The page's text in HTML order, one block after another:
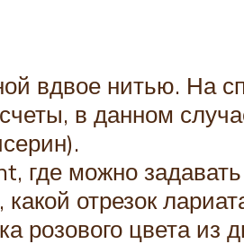
вдвое нитью. На
в данном
где можно задавать
отрезок
розового цвета из